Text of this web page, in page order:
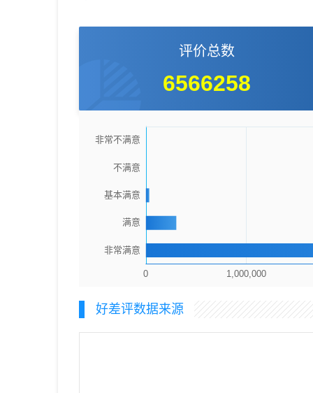
评价总数
6566258
好差评数据来源